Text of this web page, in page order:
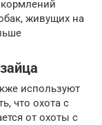
живущих на
используют
что охота с
от охоты с